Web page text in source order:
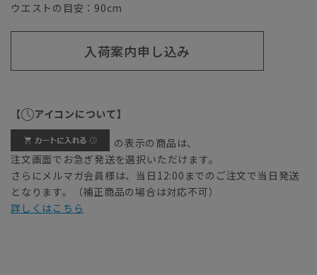
ウエストの目安： 90cm
入荷案内申し込み
【 アイコンについて】
の表示の商品は、
注文画面でお急ぎ発送を選択いただけます。
さらにメルマガ会員様は、当日12:00までのご注文で当日発送
となります。（補正商品の場合は対応不可）
詳しくはこちら